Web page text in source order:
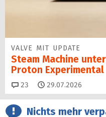
VALVE MIT UPDATE
Steam Machine
Proton Experimental
23 Kommentare
29.07.2026
Nichts mehr